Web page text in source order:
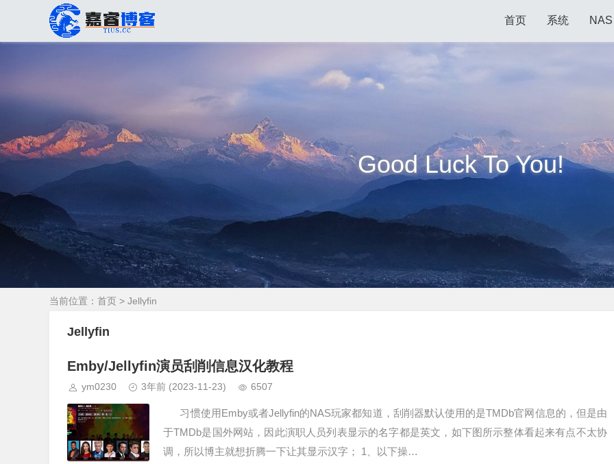
首页 系统 NAS
Good Luck To You!
当前位置： 首页 > Jellyfin
Jellyfin
Emby/Jellyfin演员刮削信息汉化教程
ym0230 3年前 (2023-11-23) 6507
习惯使用Emby或者Jellyfin的NAS玩家都知道，刮削器默认使用的是TMDb官网信息的，但是由
于TMDb是国外网站，因此演职人员列表显示的名字都是英文，如下图所示整体看起来有点不太协
调，所以博主就想折腾一下让其显示汉字； 1、以下操…